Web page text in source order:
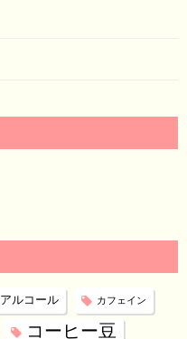
アルコール カフェイン
コーヒー豆